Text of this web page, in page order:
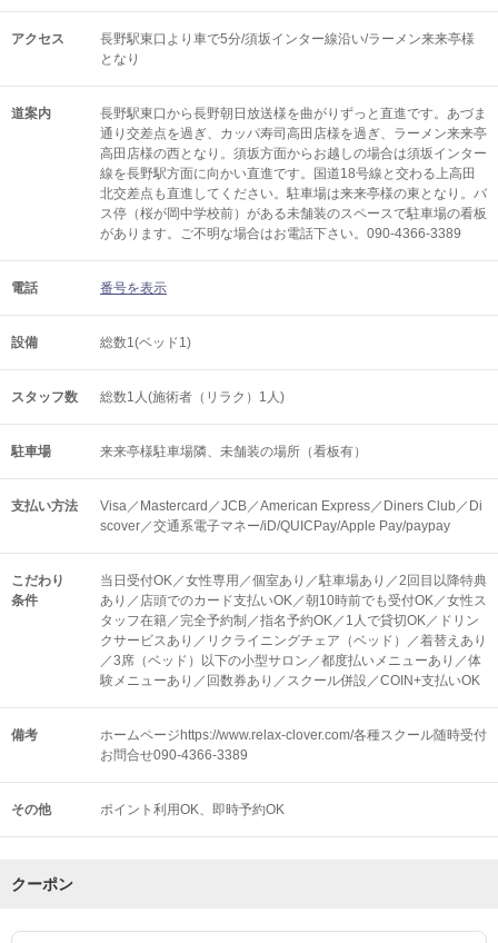
アクセス
長野駅東口より車で5分/須坂インター線沿い/ラーメン来来亭様
となり
道案内
長野駅東口から長野朝日放送様を曲がりずっと直進です。あづま
通り交差点を過ぎ、カッパ寿司高田店様を過ぎ、ラーメン来来亭
高田店様の西となり。須坂方面からお越しの場合は須坂インター
線を長野駅方面に向かい直進です。国道18号線と交わる上高田
北交差点も直進してください。駐車場は来来亭様の東となり。バ
ス停（桜が岡中学校前）がある未舗装のスペースで駐車場の看板
があります。ご不明な場合はお電話下さい。090-4366-3389
電話 番号を表示
設備 総数1(ベッド1)
スタッフ数 総数1人(施術者（リラク）1人)
駐車場 来来亭様駐車場隣、未舗装の場所（看板有）
支払い方法
Visa／Mastercard／JCB／American Express／Diners Club／Di
scover／交通系電子マネー/iD/QUICPay/Apple Pay/paypay
こだわり
条件
当日受付OK／女性専用／個室あり／駐車場あり／2回目以降特典
あり／店頭でのカード支払いOK／朝10時前でも受付OK／女性ス
タッフ在籍／完全予約制／指名予約OK／1人で貸切OK／ドリン
クサービスあり／リクライニングチェア（ベッド）／着替えあり
／3席（ベッド）以下の小型サロン／都度払いメニューあり／体
験メニューあり／回数券あり／スクール併設／COIN+支払いOK
備考
ホームページhttps://www.relax-clover.com/各種スクール随時受付
お問合せ090-4366-3389
その他 ポイント利用OK 即時予約OK
クーポン